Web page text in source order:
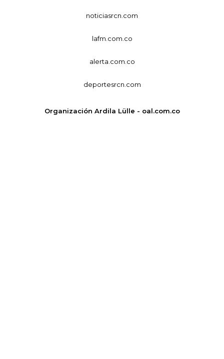
noticiasrcn.com
lafm.com.co
alerta.com.co
deportesrcn.com
Organización Ardila Lülle - oal.com.co